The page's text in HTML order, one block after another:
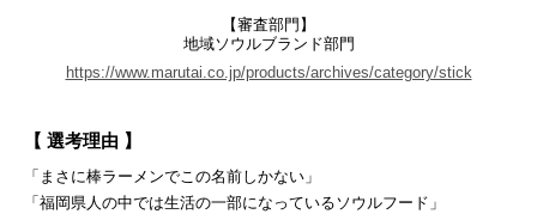
【審査部門】
地域ソウルブランド部門
https://www.marutai.co.jp/products/archives/category/stick
【 選考理由 】
「まさに棒ラーメンでこの名前しかない」
「福岡県人の中では生活の一部になっているソウルフード」